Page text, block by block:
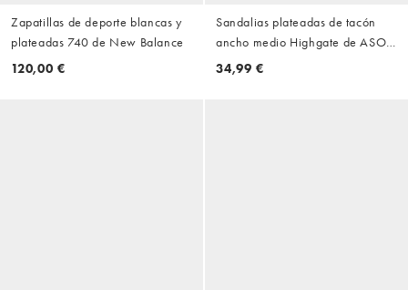
Zapatillas de deporte blancas y
plateadas 740 de New Balance
120,00 €
Sandalias plateadas de tacón
ancho medio Highgate de ASOS
DESIGN
34,99 €